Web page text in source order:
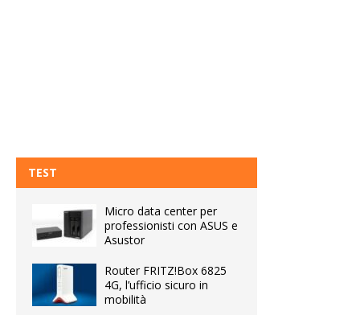
TEST
Micro data center per
professionisti con ASUS e
Asustor
Router FRITZ!Box 6825
4G, l’ufficio sicuro in
mobilità